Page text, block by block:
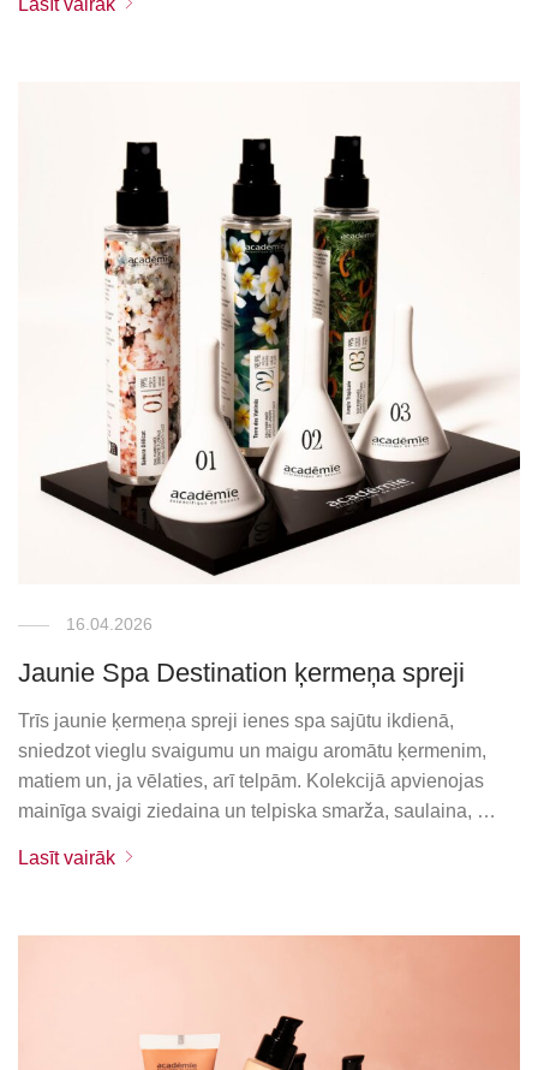
Lasīt vairāk
16.04.2026
Jaunie Spa Destination ķermeņa spreji
Trīs jaunie ķermeņa spreji ienes spa sajūtu ikdienā,
sniedzot vieglu svaigumu un maigu aromātu ķermenim,
matiem un, ja vēlaties, arī telpām. Kolekcijā apvienojas
mainīga svaigi ziedaina un telpiska smarža, saulaina, …
Lasīt vairāk